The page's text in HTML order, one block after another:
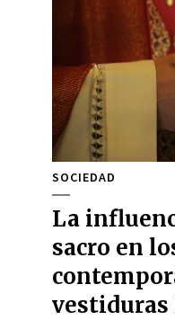
SOCIEDAD
La
sacro en